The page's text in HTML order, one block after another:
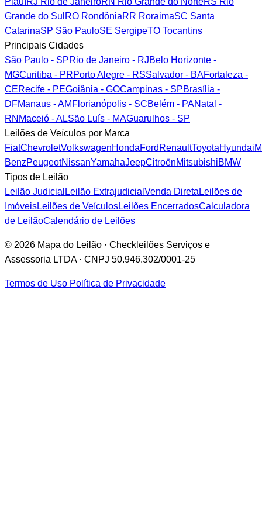
Grande do Sul RO RondôniaRR RoraimaSC Santa
CatarinaSP São PauloSE SergipeTO Tocantins
Principais Cidades
São Paulo - SPRio de Janeiro - RJBelo Horizonte -
MGCuritiba - PRPorto Alegre - RSSalvador - BAFortaleza -
CERecife - PEGoiânia - GOCampinas - SPBrasília -
DFManaus - AM Florianópolis - SCBelém - PANatal -
RN Maceió - ALSão Luís - MAGuarulhos - SP
Leilões de Veículos por Marca
FiatChevroletVolkswagenHondaFord RenaultToyotaHyundai
BenzPeugeotNissanYamahaJeepCitroënMitsubishiBMW
Tipos de Leilão
Leilão Judicial Leilão Extrajudicial Venda Direta Leilões de
ImóveisLeilões de VeículosLeilões EncerradosCalculadora
de LeilãoCalendário de Leilões
© 2026 Mapa do Leilão · Checkleilões Serviços e
Assessoria LTDA · CNPJ 50.946.302/0001-25
Termos de Uso Política de Privacidade